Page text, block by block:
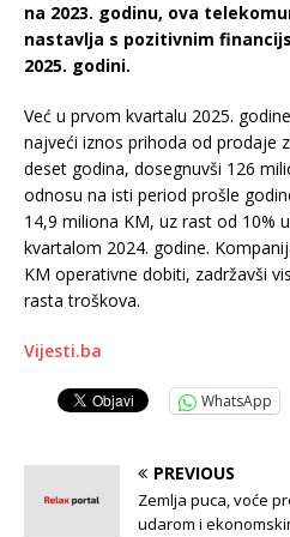
na 2023. godinu, ova
nastavlja s pozitivnim
2025. godini.
Već u prvom kvartalu 2025.
najveći iznos prihoda od prodaje
deset godina, dosegnuvši 126
odnosu na isti period prošle
14,9 miliona KM, uz rast od 10%
kvartalom 2024. godine.
KM operativne dobiti, zadržavši
rasta troškova.
Vijesti.ba
WhatsApp
PREVIOUS
Zemlja puca, voće
udarom i